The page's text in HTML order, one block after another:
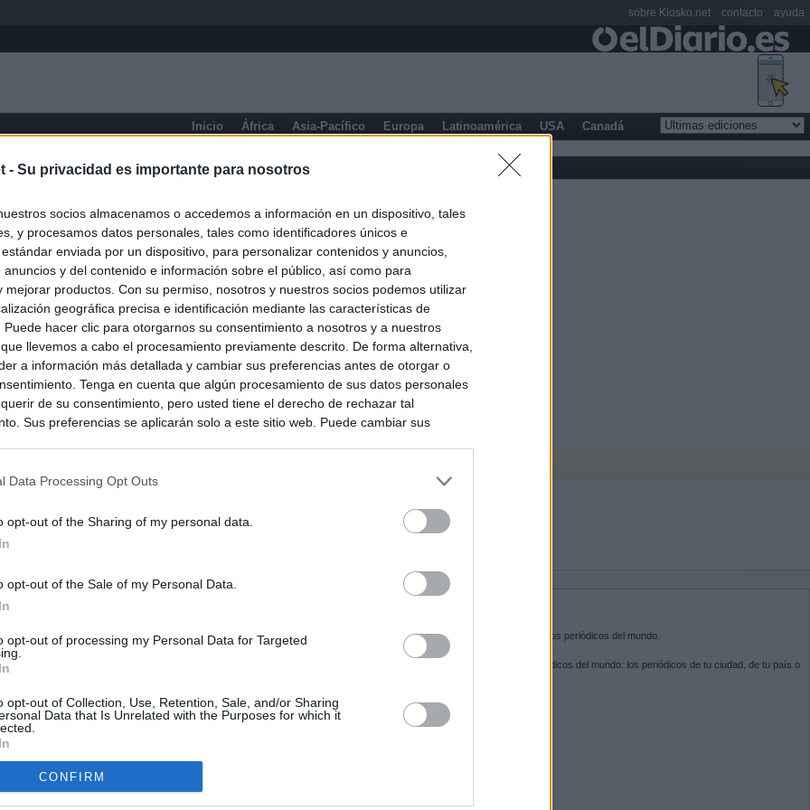
- Su privacidad es importante para nosotros
socios almacenamos o accedemos a información en un dispositivo, tales
y procesamos datos personales, tales como identificadores únicos e
enviada por un dispositivo, para personalizar contenidos y anuncios,
anuncios y del contenido e información sobre el público, así como para
mejorar productos. Con su permiso, nosotros y nuestros socios podemos utilizar
geográfica precisa e identificación mediante las características de
Puede hacer clic para otorgarnos su consentimiento a nosotros y a nuestros
llevemos a cabo el procesamiento previamente descrito. De forma alternativa,
a información más detallada y cambiar sus preferencias antes de otorgar o
Tenga en cuenta que algún procesamiento de sus datos personales
de su consentimiento, pero usted tiene el derecho de rechazar tal
Sus preferencias se aplicarán solo a este sitio web. Puede cambiar sus
Data Processing Opt Outs
opt-out of the Sharing of my personal data.
opt-out of the Sale of my Personal Data.
opt-out of processing my Personal Data for Targeted
opt-out of Collection, Use, Retention, Sale, and/or Sharing
Data that Is Unrelated with the Purposes for which it
CONFIRM
Inicio África Asia-Pacífico Europa Latinoamérica USA Canadá
Ayuso señaló por la compra del ático: "Lo que no se dice es
residencia oficial para la presidenta"
Ayuso no puede destinar directamente la venta del ático de
por los incendios
Kiosko.netes la puerta de entrada a los periódicos del mundo.
Navega por las portadas de los periódicos del mundo: los periódicos de tu ciudad, de tu país o
SÍGUENOS
sobre Kiosko.net contacto ayuda